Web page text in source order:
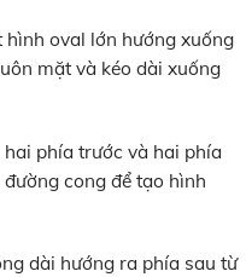
hình oval lớn hướng xuống
mặt và kéo dài xuống
phía trước và hai phía
cong để tạo hình
dài hướng ra phía sau từ